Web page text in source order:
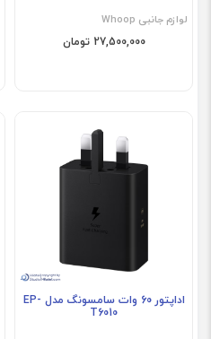
لوازم جانبی Whoop
27,500,000 تومان
فروش ویژه
اداپتور 60 وات سامسونگ مدل EP-
T6010